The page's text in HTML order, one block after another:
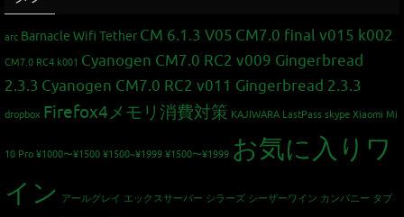
arc Barnacle Wifi Tether CM 6.1.3 V05 CM7.0 final v015 k002
CM7.0 RC4 k001 Cyanogen CM7.0 RC2 v009 Gingerbread
2.3.3 Cyanogen CM7.0 RC2 v011 Gingerbread 2.3.3
dropbox Firefox4メモリ消費対策 KAJIWARA LastPass skype Xiaomi Mi
10 Pro ¥1000〜¥1500 ¥1500~¥1999 ¥1500〜¥1999 お気に入りワ
イン アールグレイ エックスサーバー シラーズ シーザーワイン カンパニー タブ